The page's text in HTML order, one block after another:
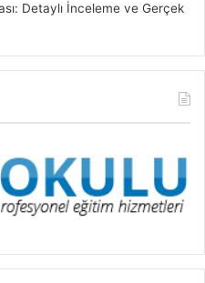
Detaylı İnceleme ve Gerçek